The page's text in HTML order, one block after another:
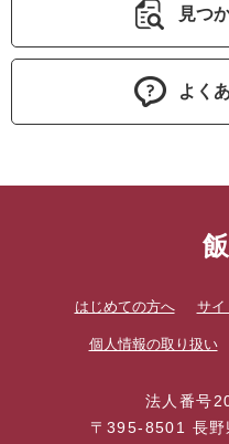
見つ
よく
はじめての方へ サイ
個人情報の取り扱い
法人番号
〒395-8501 長野